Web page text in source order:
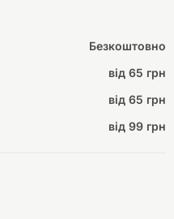
Безкоштовно
від 65 грн
від 65 грн
від 99 грн